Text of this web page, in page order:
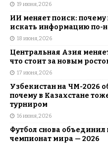
19 июня, 2026
ИИ меняет поиск:
искать информацию по-
18 июня, 2026
Центральная Азия
что стоит за новым
17 июня, 2026
Узбекистан на ЧМ-2026
почему в Казахстане
турниром
16 июня, 2026
Футбол снова объединил
чемпионат мира — 2026